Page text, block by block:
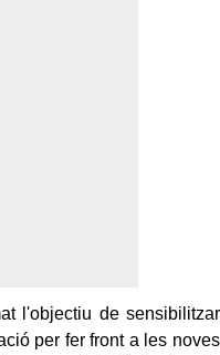
l'objectiu de sensibilitzar
per fer front a les noves